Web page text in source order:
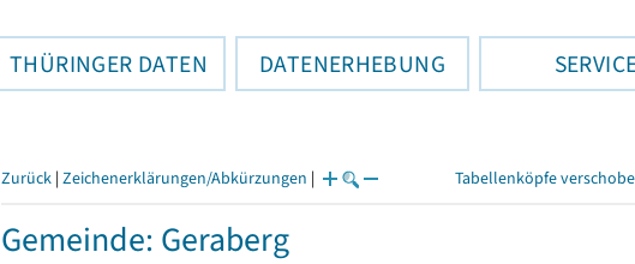
THÜRINGER DATEN DATENERHEBUNG
Zurück | Zeichenerklärungen/Abkürzungen | Tabellenköpfe
Gemeinde: Geraberg